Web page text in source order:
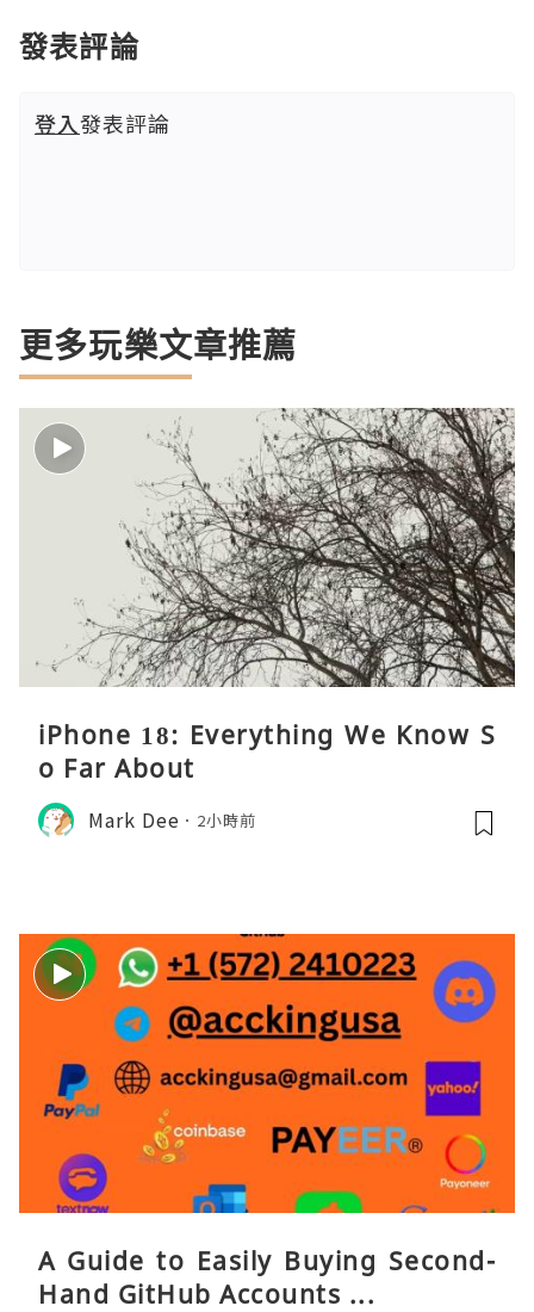
發表評論
登入發表評論
更多玩樂文章推薦
iPhone 18: Everything We Know S
o Far About
Mark Dee 2小時前
A Guide to Easily Buying Second-
Hand GitHub Accounts ...